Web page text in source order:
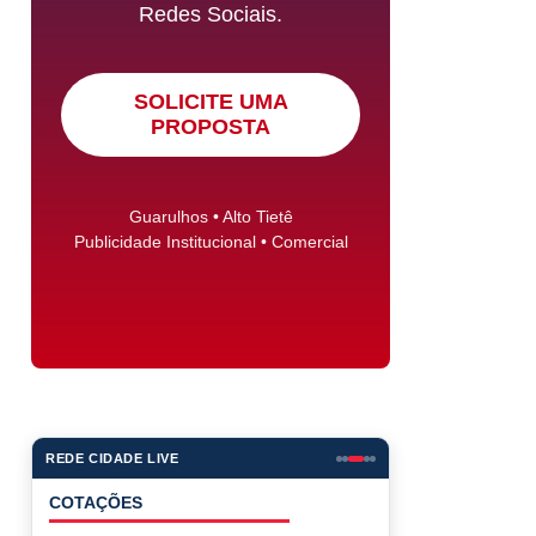
Redes Sociais.
SOLICITE UMA
PROPOSTA
Guarulhos • Alto Tietê
Publicidade Institucional • Comercial
REDE CIDADE LIVE
COTAÇÕES